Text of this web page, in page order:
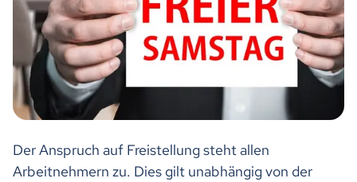
Der Anspruch auf Freistellung steht allen
Arbeitnehmern zu. Dies gilt unabhängig von der